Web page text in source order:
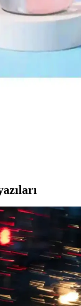
için tasarladığı
ve doğal
özellikleriyle
ve Çift